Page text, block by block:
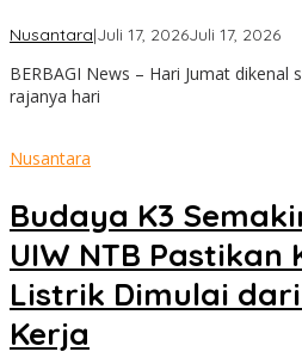
Nusantara|Juli 17, 2026Juli 17, 2026oleh
BERBAGI News – Hari Jumat dikenal
rajanya hari
Nusantara
Budaya K3
UIW NTB Pastikan
Listrik Dimulai
Kerja